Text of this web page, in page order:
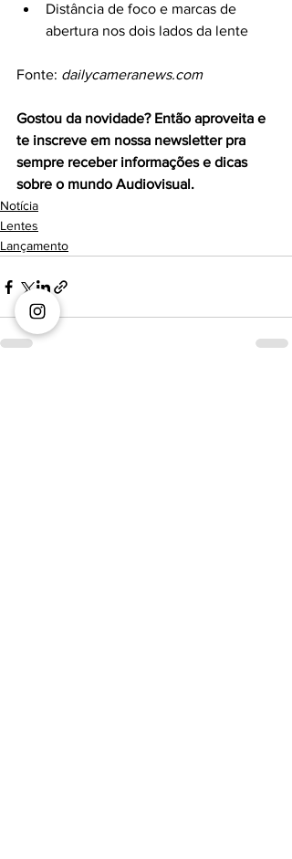
Distância de foco e marcas de
abertura nos dois lados da lente
Fonte: dailycameranews.com
Gostou da novidade? Então aproveita e
te inscreve em nossa newsletter pra
sempre receber informações e dicas
sobre o mundo Audiovisual.
Notícia
Lentes
Lançamento